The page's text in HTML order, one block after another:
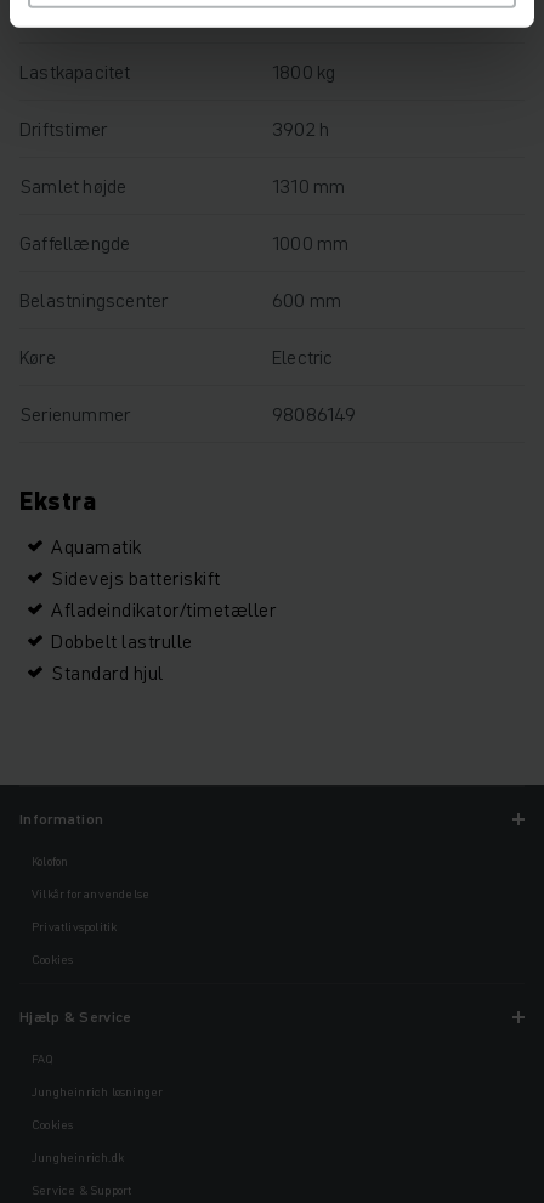
År 2014
Lastkapacitet 1800 kg
Driftstimer 3902 h
Samlet højde 1310 mm
Gaffellængde 1000 mm
Belastningscenter 600 mm
Køre Electric
Serienummer 98086149
Ekstra
Aquamatik
Sidevejs batteriskift
Afladeindikator/timetæller
Dobbelt lastrulle
Standard hjul
Information
Kolofon
Vilkår for anvendelse
Privatlivspolitik
Cookies
Hjælp & Service
FAQ
Jungheinrich løsninger
Cookies
Jungheinrich.dk
Service & Support